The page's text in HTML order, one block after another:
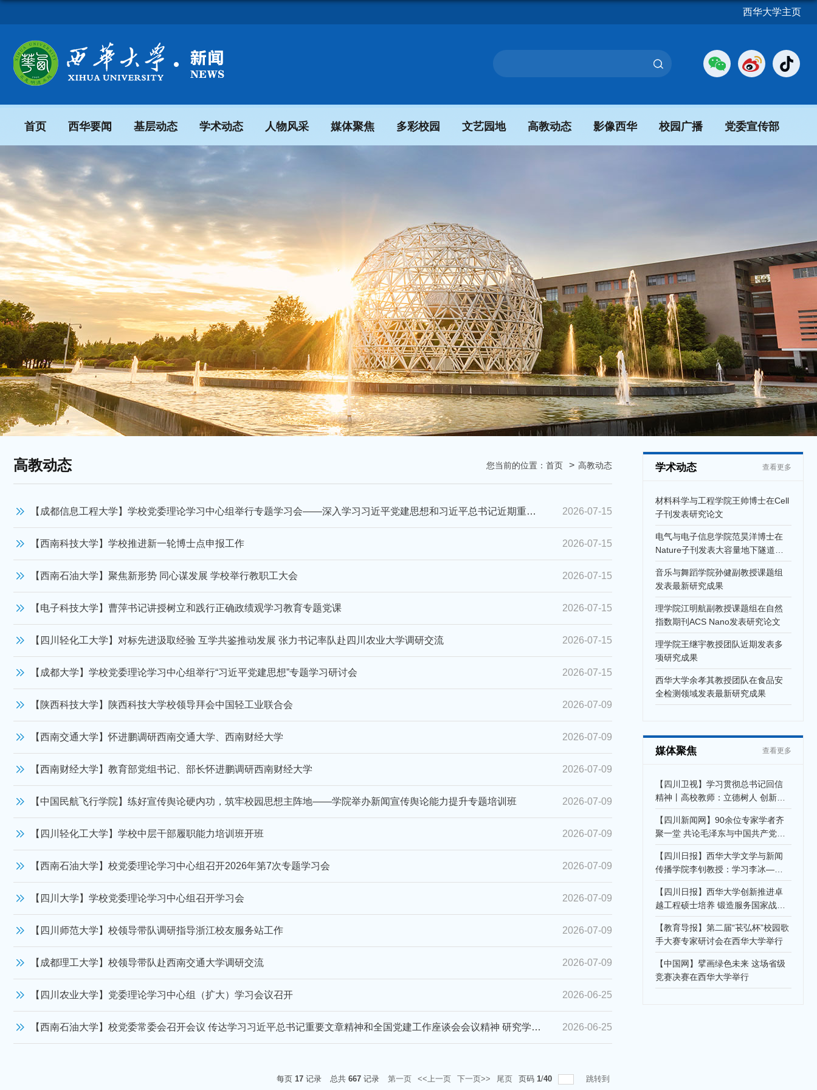
西华大学主页
首页 西华要闻 基层动态 学术动态 人物风采 媒体聚焦 多彩校园 文艺园地 高教动态 影像西华 校园广播 党委宣传部
您当前的位置：首页 高教动态
高教动态
【成都信息工程大学】学校党委理论学习中心组举行专题学习会——深入学习习近平党建思想和习近平总书记近期重要讲话重要指示精神 2026-07-15
【西南科技大学】学校推进新一轮博士点申报工作 2026-07-15
【西南石油大学】聚焦新形势 同心谋发展 学校举行教职工大会 2026-07-15
【电子科技大学】曹萍书记讲授树立和践行正确政绩观学习教育专题党课 2026-07-15
【四川轻化工大学】对标先进汲取经验 互学共鉴推动发展 张力书记率队赴四川农业大学调研交流 2026-07-15
【成都大学】学校党委理论学习中心组举行“习近平党建思想”专题学习研讨会 2026-07-15
【陕西科技大学】陕西科技大学校领导拜会中国轻工业联合会 2026-07-09
【西南交通大学】怀进鹏调研西南交通大学、西南财经大学 2026-07-09
【西南财经大学】教育部党组书记、部长怀进鹏调研西南财经大学 2026-07-09
【中国民航飞行学院】练好宣传舆论硬内功，筑牢校园思想主阵地——学院举办新闻宣传舆论能力提升专题培训班 2026-07-09
【四川轻化工大学】学校中层干部履职能力培训班开班 2026-07-09
【西南石油大学】校党委理论学习中心组召开2026年第7次专题学习会 2026-07-09
【四川大学】学校党委理论学习中心组召开学习会 2026-07-09
【四川师范大学】校领导带队调研指导浙江校友服务站工作 2026-07-09
【成都理工大学】校领导带队赴西南交通大学调研交流 2026-07-09
【四川农业大学】党委理论学习中心组（扩大）学习会议召开 2026-06-25
【西南石油大学】校党委常委会召开会议 传达学习习近平总书记重要文章精神和全国党建工作座谈会会议精神 研究学校贯彻落实举措 2026-06-25
每页17 记录 总共667 记录 第一页 <<上一页 下一页>> 尾页 页码1/40 跳转到
学术动态 查看更多
材料科学与工程学院王帅博士在Cell
子刊发表研究论文
电气与电子信息学院范昊洋博士在
Nature子刊发表大容量地下隧道输
电最新研究成果
音乐与舞蹈学院孙健副教授课题组
发表最新研究成果
理学院江明航副教授课题组在自然
指数期刊ACS Nano发表研究论文
理学院王继宇教授团队近期发表多
项研究成果
西华大学余孝其教授团队在食品安
全检测领域发表最新研究成果
媒体聚焦 查看更多
【四川卫视】学习贯彻总书记回信
精神丨高校教师：立德树人 创新策
源
【四川新闻网】90余位专家学者齐
聚一堂 共论毛泽东与中国共产党人
政绩观理论
【四川日报】西华大学文学与新闻
传播学院李钊教授：学习李冰——
用千秋功业书写“顺势而为”“治水利
民”
【四川日报】西华大学创新推进卓
越工程硕士培养 锻造服务国家战略
的“西部尖兵”
【教育导报】第二届“苌弘杯”校园歌
手大赛专家研讨会在西华大学举行
【中国网】擘画绿色未来 这场省级
竞赛决赛在西华大学举行